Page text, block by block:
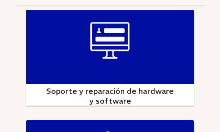
Soporte y reparación de hardware
y software